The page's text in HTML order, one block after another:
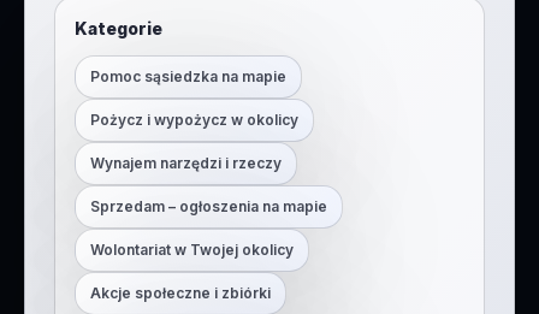
Kategorie
Pomoc sąsiedzka na mapie
Pożycz i wypożycz w okolicy
Wynajem narzędzi i rzeczy
Sprzedam – ogłoszenia na mapie
Wolontariat w Twojej okolicy
Akcje społeczne i zbiórki